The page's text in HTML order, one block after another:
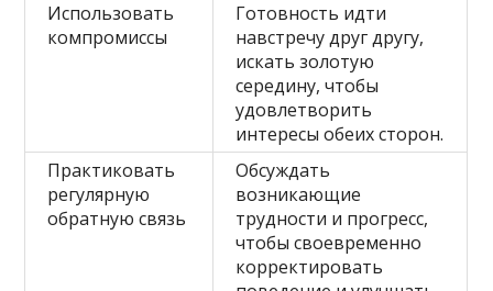
Использовать
компромиссы
Готовность идти
навстречу друг другу,
искать золотую
середину, чтобы
удовлетворить
интересы обеих сторон.
Практиковать
регулярную
обратную связь
Обсуждать
возникающие
трудности и прогресс,
чтобы своевременно
корректировать